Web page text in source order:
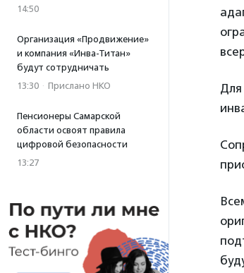
14:50
Организация «Продвижение»
и компания «Инва-Титан»
будут сотрудничать
13:30 · Прислано НКО
Пенсионеры Самарской
области освоят правила
цифровой безопасности
13:27
Для